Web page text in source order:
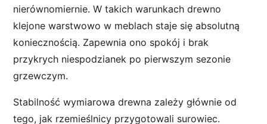
nierównomiernie. W takich warunkach drewno
klejone warstwowo w meblach staje się absolutną
koniecznością. Zapewnia ono spokój i brak
przykrych niespodzianek po pierwszym sezonie
grzewczym.
Stabilność wymiarowa drewna zależy głównie od
tego, jak rzemieślnicy przygotowali surowiec.